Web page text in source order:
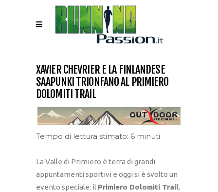
XAVIER CHEVRIER E LA FINLANDESE
SAAPUNKI TRIONFANO AL PRIMIERO
DOLOMITI TRAIL
Tempo di lettura stimato: 6 minuti
La Valle di Primiero è terra di grandi
appuntamenti sportivi e oggi si è svolto un
evento speciale: il Primiero Dolomiti Trail,